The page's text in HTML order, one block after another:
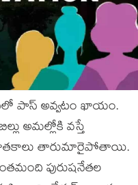
పాస్ అవ్వటం ఖాయం.
అమల్లోకి వస్తే
తారుమారైపోతాయి.
పురుషనేతల